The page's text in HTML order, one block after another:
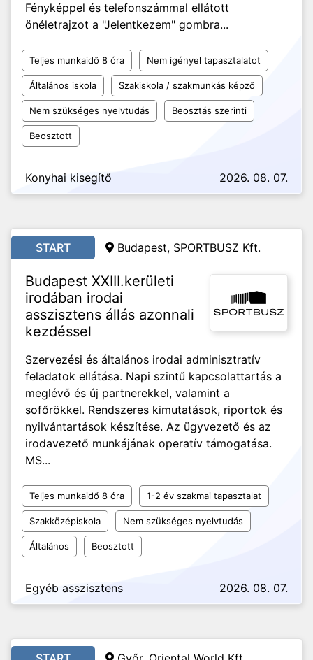
Fényképpel és telefonszámmal ellátott
önéletrajzot a "Jelentkezem" gombra...
Teljes munkaidő 8 óra Nem igényel tapasztalatot
Általános iskola Szakiskola / szakmunkás képző
Nem szükséges nyelvtudás Beosztás szerinti
Beosztott
Konyhai kisegítő 2026. 08. 07.
START Budapest, SPORTBUSZ Kft.
Budapest XXIII.kerületi
irodában irodai
asszisztens állás azonnali
kezdéssel
Szervezési és általános irodai adminisztratív
feladatok ellátása. Napi szintű kapcsolattartás a
meglévő és új partnerekkel, valamint a
sofőrökkel. Rendszeres kimutatások, riportok és
nyilvántartások készítése. Az ügyvezető és az
irodavezető munkájának operatív támogatása.
MS...
Teljes munkaidő 8 óra 1-2 év szakmai tapasztalat
Szakközépiskola Nem szükséges nyelvtudás
Általános Beosztott
Egyéb asszisztens 2026. 08. 07.